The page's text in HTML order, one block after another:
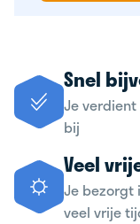
Snel
Je
bij
Veel
Je bezorgt
veel vrije